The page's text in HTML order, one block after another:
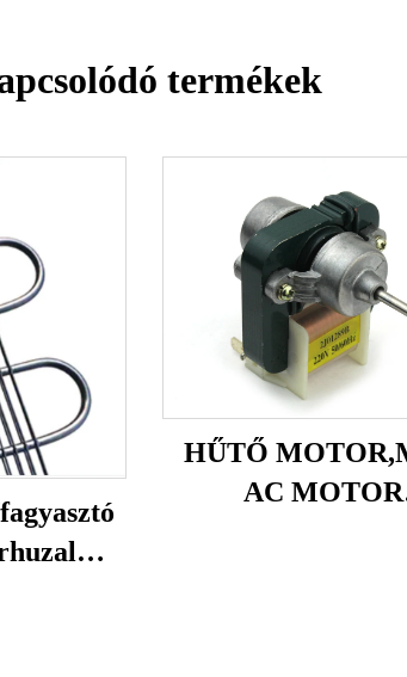
termékek
HŰTŐ
AC MOTOR